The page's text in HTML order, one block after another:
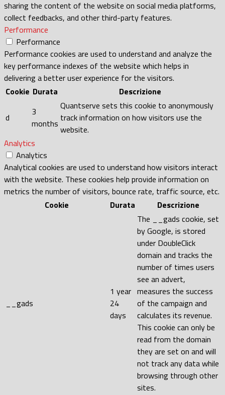
sharing the content of the website on social media platforms,
collect feedbacks, and other third-party features.
Performance
Performance
Performance cookies are used to understand and analyze the
key performance indexes of the website which helps in
delivering a better user experience for the visitors.
Cookie Durata Descrizione
d
3
months
Quantserve sets this cookie to anonymously
track information on how visitors use the
website.
Analytics
Analytics
Analytical cookies are used to understand how visitors interact
with the website. These cookies help provide information on
metrics the number of visitors, bounce rate, traffic source, etc.
Cookie
Durata Descrizione
__gads
1 year
24
days
The __gads cookie, set
by Google, is stored
under DoubleClick
domain and tracks the
number of times users
see an advert,
measures the success
of the campaign and
calculates its revenue.
This cookie can only be
read from the domain
they are set on and will
not track any data while
browsing through other
sites.